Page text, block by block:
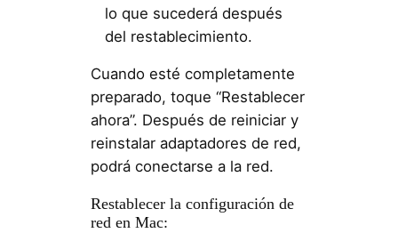
lo que sucederá después
del restablecimiento.
Cuando esté completamente
preparado, toque “Restablecer
ahora”. Después de reiniciar y
reinstalar adaptadores de red,
podrá conectarse a la red.
Restablecer la configuración de
red en Mac: